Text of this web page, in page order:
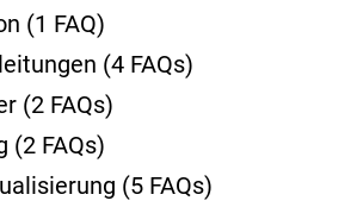
(1 FAQ)
(4 FAQs)
(2 FAQs)
(2 FAQs)
(5 FAQs)